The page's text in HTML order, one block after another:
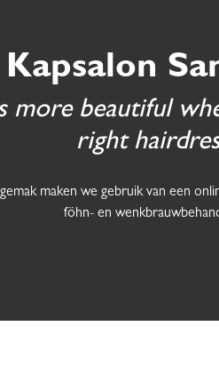
Kapsalon
more beautiful
right
maken we gebruik van een
föhn- en